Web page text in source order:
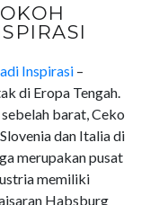
Inspirasi –
di Eropa Tengah.
barat, Ceko
dan Italia di
merupakan pusat
memiliki
Habsburg